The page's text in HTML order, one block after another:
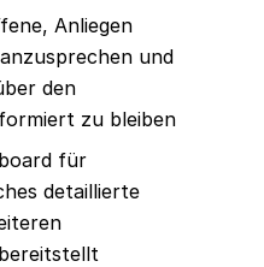
Anliegen
und
den
zu bleiben
für
detaillierte